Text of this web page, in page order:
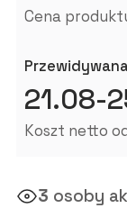
Cena
21.08-
Koszt netto
3 osoby